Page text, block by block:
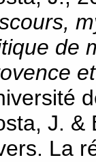
de
J. &
La